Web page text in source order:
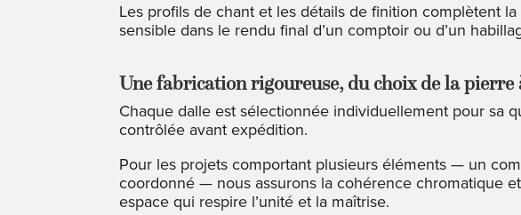
Les profils de chant et les détails de finition complètent
sensible dans le rendu final d’un comptoir ou d’un
Une fabrication rigoureuse, du choix de la pierre
Chaque dalle est sélectionnée individuellement pour sa
contrôlée avant expédition.
Pour les projets comportant plusieurs éléments — un
coordonné — nous assurons la cohérence chromatique
espace qui respire l’unité et la maîtrise.